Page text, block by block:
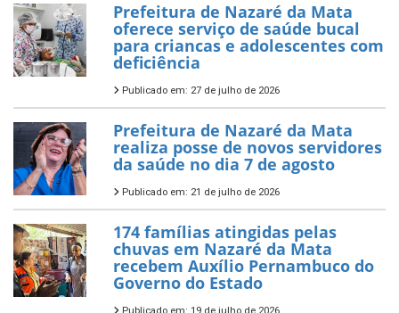
Prefeitura de Nazaré da Mata
oferece serviço de saúde bucal
para criancas e adolescentes com
deficiência
Publicado em: 27 de julho de 2026
Prefeitura de Nazaré da Mata
realiza posse de novos servidores
da saúde no dia 7 de agosto
Publicado em: 21 de julho de 2026
174 famílias atingidas pelas
chuvas em Nazaré da Mata
recebem Auxílio Pernambuco do
Governo do Estado